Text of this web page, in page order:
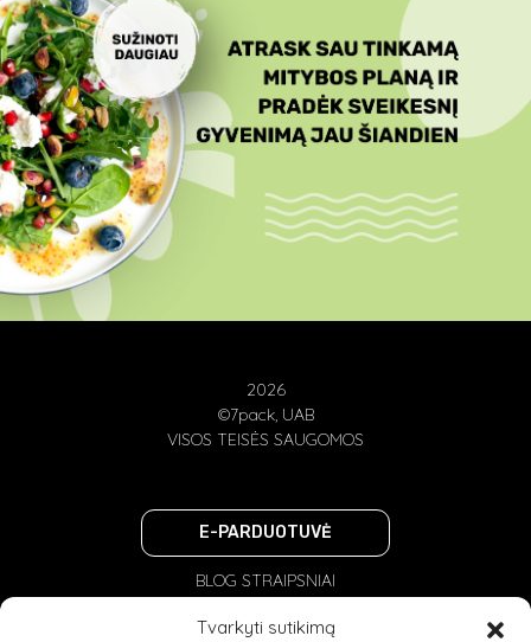
Tvarkyti sutikimą
2026
©7pack, UAB
VISOS TEISĖS SAUGOMOS
E-PARDUOTUVĖ
BLOG STRAIPSNIAI
PRIVATUMO POLITIKA